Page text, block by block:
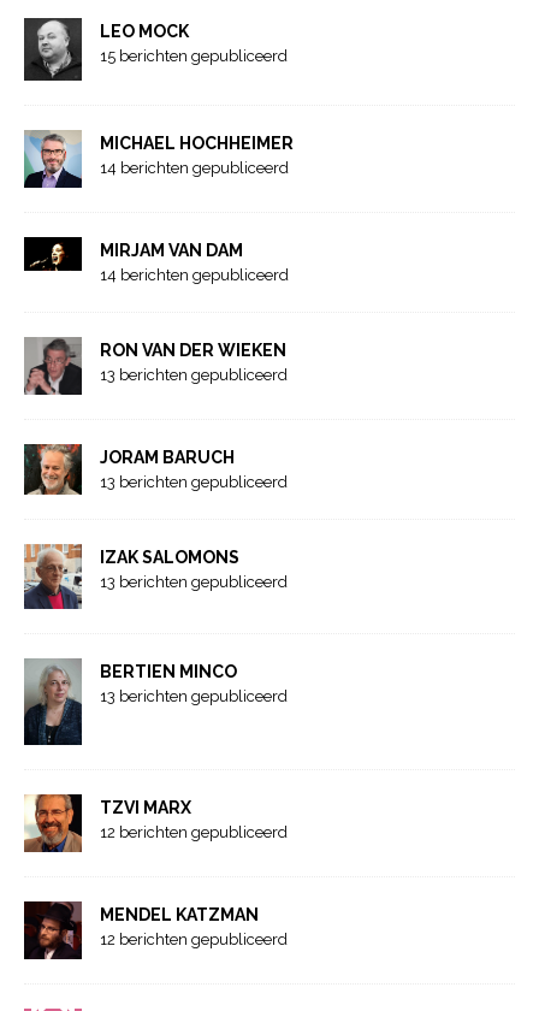
LEO MOCK
15 berichten gepubliceerd
MICHAEL HOCHHEIMER
14 berichten gepubliceerd
MIRJAM VAN DAM
14 berichten gepubliceerd
RON VAN DER WIEKEN
13 berichten gepubliceerd
JORAM BARUCH
13 berichten gepubliceerd
IZAK SALOMONS
13 berichten gepubliceerd
BERTIEN MINCO
13 berichten gepubliceerd
TZVI MARX
12 berichten gepubliceerd
MENDEL KATZMAN
12 berichten gepubliceerd